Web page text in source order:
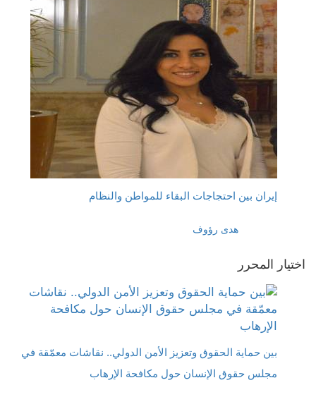
إيران بين احتجاجات البقاء للمواطن والنظام
هدى رؤوف
اختيار المحرر
بين حماية الحقوق وتعزيز الأمن الدولي.. نقاشات معمّقة في
مجلس حقوق الإنسان حول مكافحة الإرهاب